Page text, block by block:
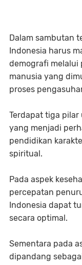
Dalam sambutan
Indonesia harus
demografi melalui
manusia yang
proses
Terdapat tiga
yang menjadi
pendidikan
spiritual.
Pada aspek
percepatan
Indonesia dapat
secara optimal.
Sementara pada
dipandang